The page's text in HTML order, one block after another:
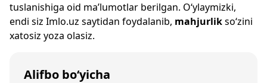
tuslanishiga oid ma’lumotlar berilgan. O‘ylaymizki,
endi siz Imlo.uz saytidan foydalanib, mahjurlikso‘zini
xatosiz yoza olasiz.
Alifbo bo‘yicha